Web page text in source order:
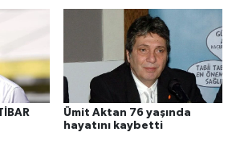
Ümit Aktan 76 yaşında
hayatını kaybetti